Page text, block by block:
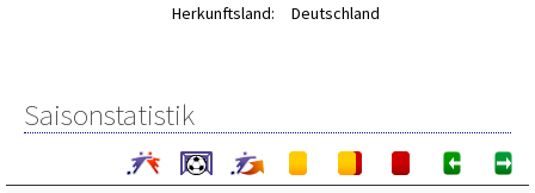
Herkunftsland:
Deutschland
Saisonstatistik